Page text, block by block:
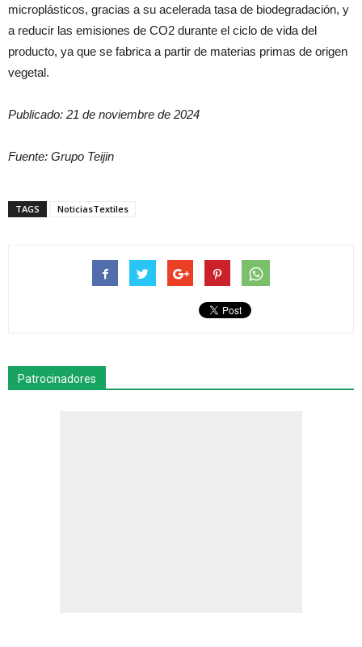
microplásticos, gracias a su acelerada tasa de biodegradación, y
a reducir las emisiones de CO2 durante el ciclo de vida del
producto, ya que se fabrica a partir de materias primas de origen
vegetal.
Publicado: 21 de noviembre de 2024
Fuente: Grupo Teijin
TAGS NoticiasTextiles
Patrocinadores